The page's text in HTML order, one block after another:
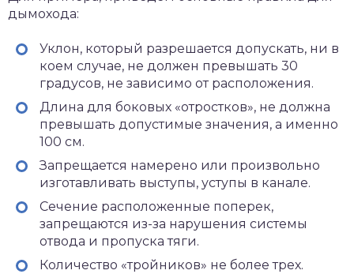
дымохода:
Уклон, который разрешается допускать, ни в
коем случае, не должен превышать 30
градусов, не зависимо от расположения.
Длина для боковых «отростков», не должна
превышать допустимые значения, а именно
100 см.
Запрещается намерено или произвольно
изготавливать выступы, уступы в канале.
Сечение расположенные поперек,
запрещаются из-за нарушения системы
отвода и пропуска тяги.
Количество «тройников» не более трех.